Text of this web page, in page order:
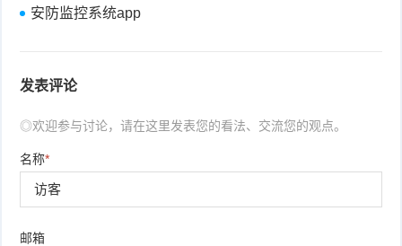
安防监控系统app
发表评论
◎欢迎参与讨论，请在这里发表您的看法、交流您的观点。
名称*
邮箱